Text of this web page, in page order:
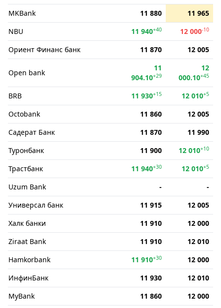
MKBank
11 880
11 965
NBU
11 940+40 12 000-10
Ориент Финанс банк 11 870 12 005
Open bank
11
904.10+29
12
000.10+45
BRB 11 930+15 12 010+5
Octobank 11 860
12 005
Садерат Банк
11 870
11 990
Туронбанк
11 900 12 010+10
Трастбанк 11 940+30 12 010+5
Uzum Bank -
-
Универсал банк
11 915
12 005
Халк банки
11 910
12 000
Ziraat Bank
11 910
12 010
Hamkorbank
11 910+30
12 000
ИнфинБанк
11 930
12 010
MyBank
11 860
12 000